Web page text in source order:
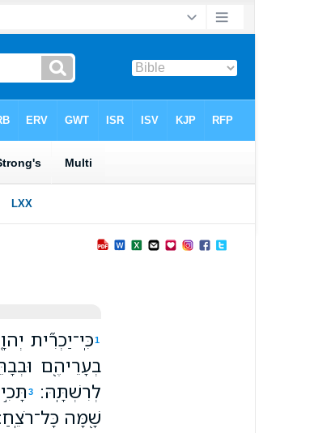
1כִּֽי־יַכְרִ֞ית
בְעָרֵיהֶ֖ם
לְרִשְׁתָּֽהּ׃
3
שָׁ֖מָּה כָּל־רֹצֵֽחַ׃